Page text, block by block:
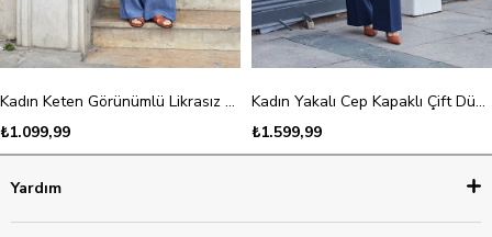
Kadın Keten Görünümlü Likrasız Kumaş Balen Yaka Flato Cepli Düğmeli Yelek-İndigo
₺1.099,99
Kadın Yakalı Cep Kapaklı Çift Düğmeli Hafif Likralı Kumaş Yelek-Lacivert
₺1.599,99
Yardım